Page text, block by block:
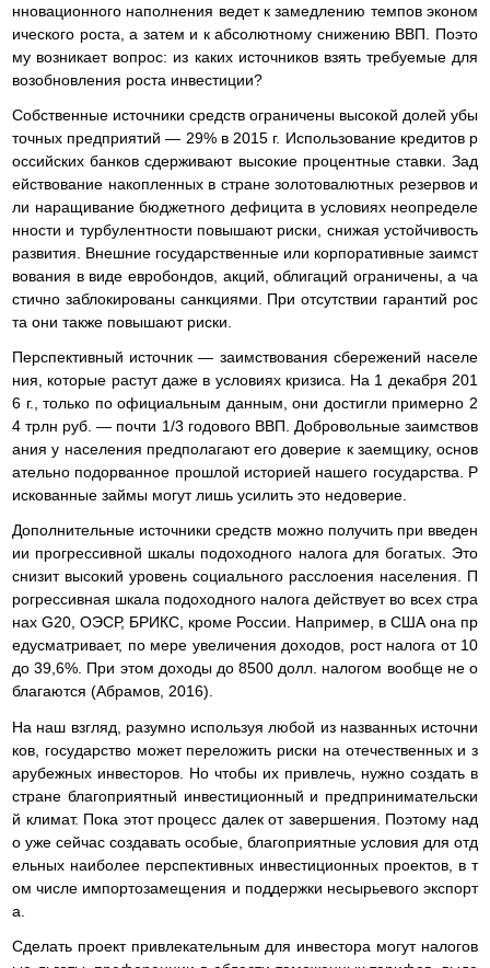
нновационного наполнения ведет к замедлению темпов эконом
ического роста, а затем и к абсолютному снижению ВВП. Поэто
му возникает вопрос: из каких источников взять требуемые для
возобновления роста инвестиции?
Собственные источники средств ограничены высокой долей убы
точных предприятий — 29% в 2015 г. Использование кредитов р
оссийских банков сдерживают высокие процентные ставки. Зад
ействование накопленных в стране золотовалютных резервов и
ли наращивание бюджетного дефицита в условиях неопределе
нности и турбулентности повышают риски, снижая устойчивость
развития. Внешние государственные или корпоративные заимст
вования в виде евробондов, акций, облигаций ограничены, а ча
стично заблокированы санкциями. При отсутствии гарантий рос
та они также повышают риски.
Перспективный источник — заимствования сбережений населе
ния, которые растут даже в условиях кризиса. На 1 декабря 201
6 г., только по официальным данным, они достигли примерно 2
4 трлн руб. — почти 1/3 годового ВВП. Добровольные заимствов
ания у населения предполагают его доверие к заемщику, основ
ательно подорванное прошлой историей нашего государства. Р
искованные займы могут лишь усилить это недоверие.
Дополнительные источники средств можно получить при введен
ии прогрессивной шкалы подоходного налога для богатых. Это
снизит высокий уровень социального расслоения населения. П
рогрессивная шкала подоходного налога действует во всех стра
нах G20, ОЭСР, БРИКС, кроме России. Например, в США она пр
едусматривает, по мере увеличения доходов, рост налога от 10
до 39,6%. При этом доходы до 8500 долл. налогом вообще не о
благаются (Абрамов, 2016).
На наш взгляд, разумно используя любой из названных источни
ков, государство может переложить риски на отечественных и з
арубежных инвесторов. Но чтобы их привлечь, нужно создать в
стране благоприятный инвестиционный и предпринимательски
й климат. Пока этот процесс далек от завершения. Поэтому над
о уже сейчас создавать особые, благоприятные условия для отд
ельных наиболее перспективных инвестиционных проектов, в т
ом числе импортозамещения и поддержки несырьевого экспорт
а.
Сделать проект привлекательным для инвестора могут налогов